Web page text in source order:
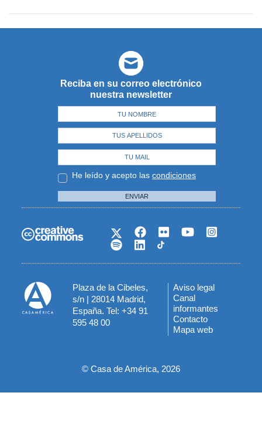
Reciba en su correo electrónico
nuestra newsletter
He leído y acepto las condiciones
ENVIAR
Plaza de la Cibeles,
s/n | 28014 Madrid,
España. Tel: +34 91
595 48 00
Menú
del
pie
Aviso legal
Canal
informantes
Contacto
Mapa web
© Casa de América, 2026